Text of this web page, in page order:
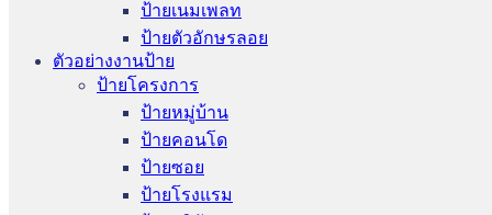
ป้ายเนมเพลท
ป้ายตัวอักษรลอย
ตัวอย่างงานป้าย
ป้ายโครงการ
ป้ายหมู่บ้าน
ป้ายคอนโด
ป้ายซอย
ป้ายโรงแรม